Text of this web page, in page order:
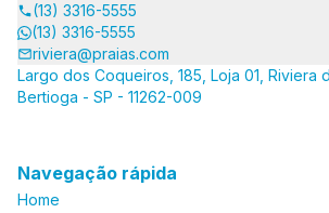
(13) 3316-5555
(13) 3316-5555
riviera@praias.com
Largo dos Coqueiros, 185, Loja 01, Riviera
Bertioga - SP - 11262-009
Navegação rápida
Home